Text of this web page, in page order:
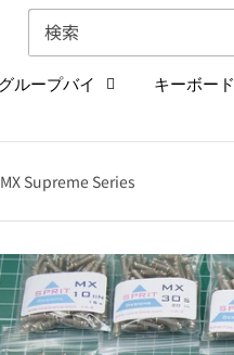
グループバイ キーボード
MX Supreme Series